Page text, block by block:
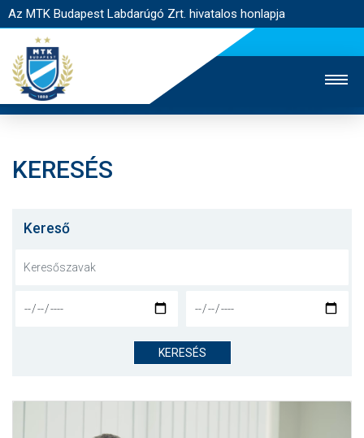
Az MTK Budapest Labdarúgó Zrt. hivatalos honlapja
JEGYÉRTÉKESÍTÉS
NYITÓLAP
CSAPATOK
KERESÉS
Kereső
KERESÉS